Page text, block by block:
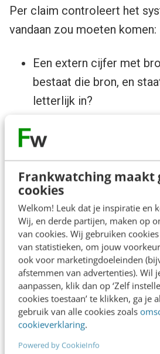
Frankwatching maakt
cookies
Welkom! Leuk dat je inspiratie en
Wij, en derde partijen, maken op
van cookies. Wij gebruiken
van statistieken, om jouw
ook voor marketingdoeleinden
afstemmen van advertenties). Wil
aanpassen, klik dan op ‘Zelf
cookies toestaan’ te klikken, ga je
gebruik van alle cookies zoals
cookieverklaring.
Powered by CookieInfo
Per claim controleert het
vandaan zou moeten komen:
Een extern cijfer met
bestaat die bron, en
letterlijk in?
Een claim over een
hij met wat er in onze
staat?
Een feit over ons bedrijf:
vaste lijst van
bijhouden, met per feit
vandaan komt? Niet
want dat is weer een
model overlaat. Maar: is
op de plek waar het
komen?
Stap 3: hard falen